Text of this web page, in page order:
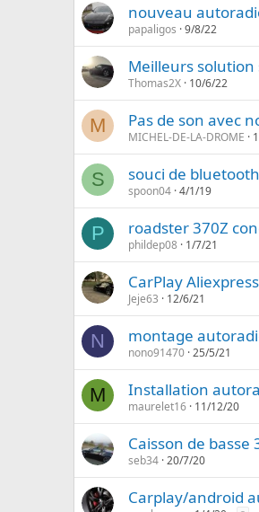
nouveau
papaligos 9/8/22
Meilleurs
Thomas2X 10/6/22
M Pas de son avec
MICHEL-DE-LA-DROME
S souci de bluetooth
spoon04 4/1/19
P roadster 370Z
phildep08 1/7/21
CarPlay Aliexpress
Jeje63 12/6/21
N montage
nono91470 25/5/21
M Installation
maurelet16 11/12/20
Caisson de basse
seb34 20/7/20
Carplay/android